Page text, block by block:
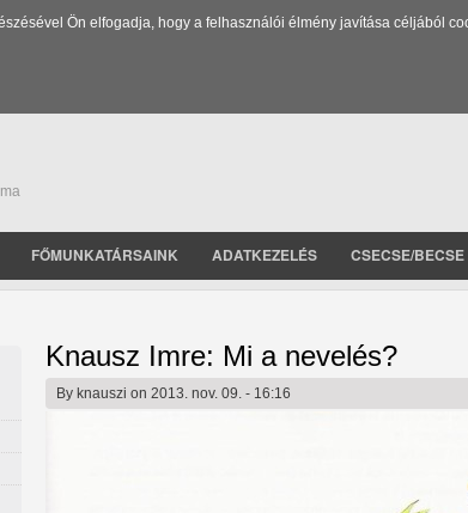
Ön elfogadja, hogy a felhasználói élmény javítása céljából
FŐMUNKATÁRSAINK ADATKEZELÉS CSECSE/BECSE
Knausz Imre: Mi a nevelés?
By knauszi on 2013. nov. 09. - 16:16